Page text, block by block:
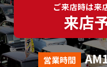
ご来店時は来
来店
営業時間